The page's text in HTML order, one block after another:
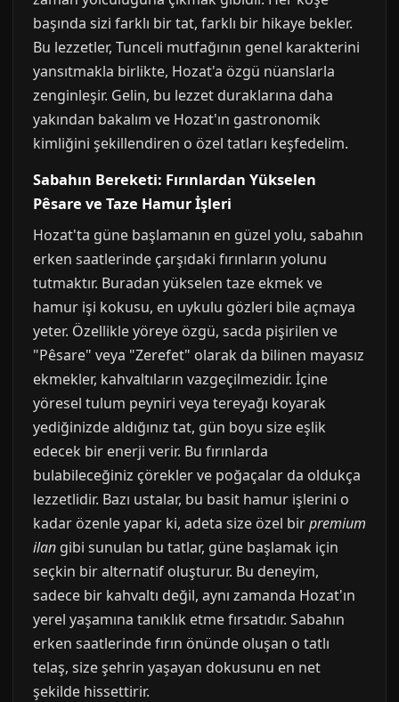
başında sizi farklı bir tat, farklı bir hikaye bekler.
Bu lezzetler, Tunceli mutfağının genel karakterini
yansıtmakla birlikte, Hozat'a özgü nüanslarla
zenginleşir. Gelin, bu lezzet duraklarına daha
yakından bakalım ve Hozat'ın gastronomik
kimliğini şekillendiren o özel tatları keşfedelim.
Sabahın Bereketi: Fırınlardan Yükselen
Pêsare ve Taze Hamur İşleri
Hozat'ta güne başlamanın en güzel yolu, sabahın
erken saatlerinde çarşıdaki fırınların yolunu
tutmaktır. Buradan yükselen taze ekmek ve
hamur işi kokusu, en uykulu gözleri bile açmaya
yeter. Özellikle yöreye özgü, sacda pişirilen ve
"Pêsare" veya "Zerefet" olarak da bilinen mayasız
ekmekler, kahvaltıların vazgeçilmezidir. İçine
yöresel tulum peyniri veya tereyağı koyarak
yediğinizde aldığınız tat, gün boyu size eşlik
edecek bir enerji verir. Bu fırınlarda
bulabileceğiniz çörekler ve poğaçalar da oldukça
lezzetlidir. Bazı ustalar, bu basit hamur işlerini o
kadar özenle yapar ki, adeta size özel birpremium
ilan gibi sunulan bu tatlar, güne başlamak için
seçkin bir alternatif oluşturur. Bu deneyim,
sadece bir kahvaltı değil, aynı zamanda Hozat'ın
yerel yaşamına tanıklık etme fırsatıdır. Sabahın
erken saatlerinde fırın önünde oluşan o tatlı
telaş, size şehrin yaşayan dokusunu en net
şekilde hissettirir.